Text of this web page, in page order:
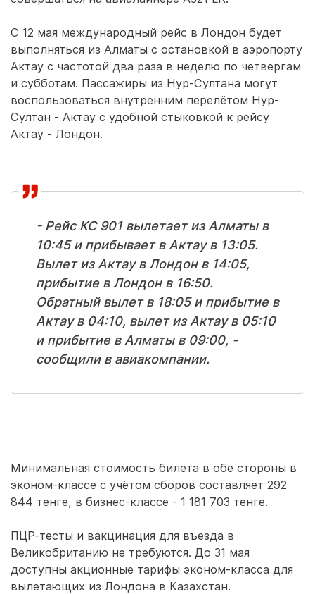
С 12 мая международный рейс в Лондон будет
выполняться из Алматы с остановкой в аэропорту
Актау с частотой два раза в неделю по четвергам
и субботам. Пассажиры из Нур-Султана могут
воспользоваться внутренним перелётом Нур-
Султан - Актау с удобной стыковкой к рейсу
Актау - Лондон.
- Рейс КС 901 вылетает из Алматы в
10:45 и прибывает в Актау в 13:05.
Вылет из Актау в Лондон в 14:05,
прибытие в Лондон в 16:50.
Обратный вылет в 18:05 и прибытие в
Актау в 04:10, вылет из Актау в 05:10
и прибытие в Алматы в 09:00, -
сообщили в авиакомпании.
Минимальная стоимость билета в обе стороны в
эконом-классе с учётом сборов составляет 292
844 тенге, в бизнес-классе - 1 181 703 тенге.
ПЦР-тесты и вакцинация для въезда в
Великобританию не требуются. До 31 мая
доступны акционные тарифы эконом-класса для
вылетающих из Лондона в Казахстан.